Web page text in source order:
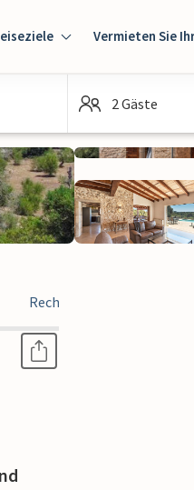
Vermieten Sie
2 Gäste
Rechtliche Informationen